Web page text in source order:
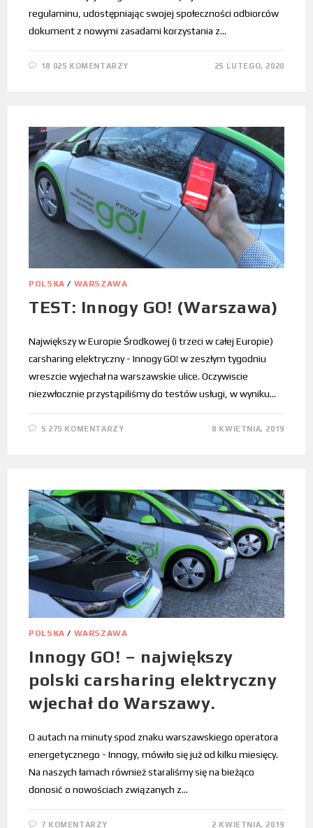
regulaminu, udostępniając swojej społeczności odbiorców
dokument z nowymi zasadami korzystania z…
18 025 KOMENTARZY 25 LUTEGO, 2020
POLSKA / WARSZAWA
TEST: Innogy GO! (Warszawa)
Największy w Europie Środkowej (i trzeci w całej Europie)
carsharing elektryczny - Innogy GO! w zeszłym tygodniu
wreszcie wyjechał na warszawskie ulice. Oczywiscie
niezwłocznie przystąpiliśmy do testów usługi, w wyniku…
5 275 KOMENTARZY 8 KWIETNIA, 2019
POLSKA / WARSZAWA
Innogy GO! – największy
polski carsharing elektryczny
wjechał do Warszawy.
O autach na minuty spod znaku warszawskiego operatora
energetycznego - Innogy, mówiło się już od kilku miesięcy.
Na naszych łamach również staraliśmy się na bieżąco
donosić o nowościach związanych z…
7 KOMENTARZY 2 KWIETNIA, 2019